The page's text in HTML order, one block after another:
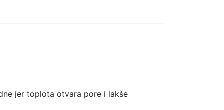
jer toplota otvara pore i lakše